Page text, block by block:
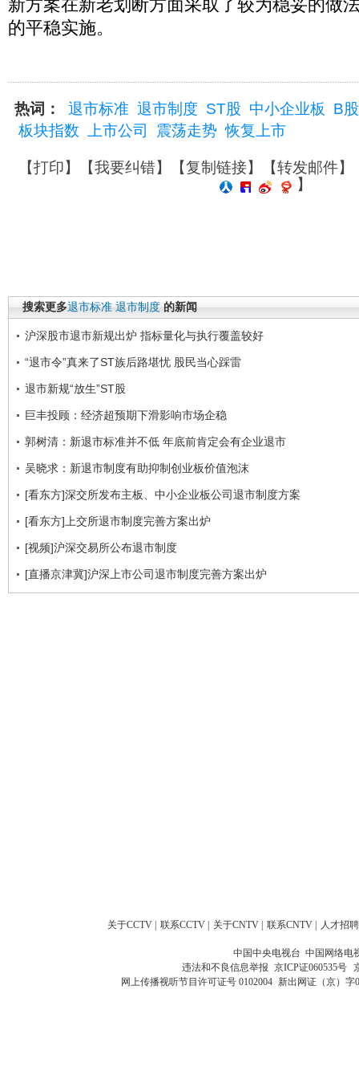
新方案在新老划断方面采取了较为稳妥的做
的平稳实施。
热词： 退市标准 退市制度 ST股 中小企业板
B股
板块指数
上市公司 震荡走势 恢复上市
【打印】【我要纠错】【复制链接】【转发邮件】
】
搜索更多退市标准 退市制度 的新闻
沪深股市退市新规出炉 指标量化与执行覆盖较好
“退市令”真来了ST族后路堪忧 股民当心踩雷
退市新规“放生”ST股
巨丰投顾：经济超预期下滑影响市场企稳
郭树清：新退市标准并不低 年底前肯定会有企业退市
吴晓求：新退市制度有助抑制创业板价值泡沫
[看东方]深交所发布主板、中小企业板公司退市制度方案
[看东方]上交所退市制度完善方案出炉
[视频]沪深交易所公布退市制度
[直播京津冀]沪深上市公司退市制度完善方案出炉
关于CCTV 联系CCTV 关于CNTV 联系CNTV 人才招聘
中国中央电视台 中国网络电
违法和不良信息举报 京ICP证060535号
网上传播视听节目许可证号 0102004 新出网证（京）